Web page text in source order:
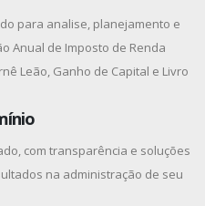
para analise, planejamento e
Anual de Imposto de Renda
Leão, Ganho de Capital e Livro
com transparência e soluções
na administração de seu